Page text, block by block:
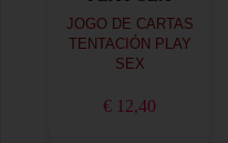
JOGO DE CARTAS
TENTACIÓN PLAY
SEX
€ 12,40